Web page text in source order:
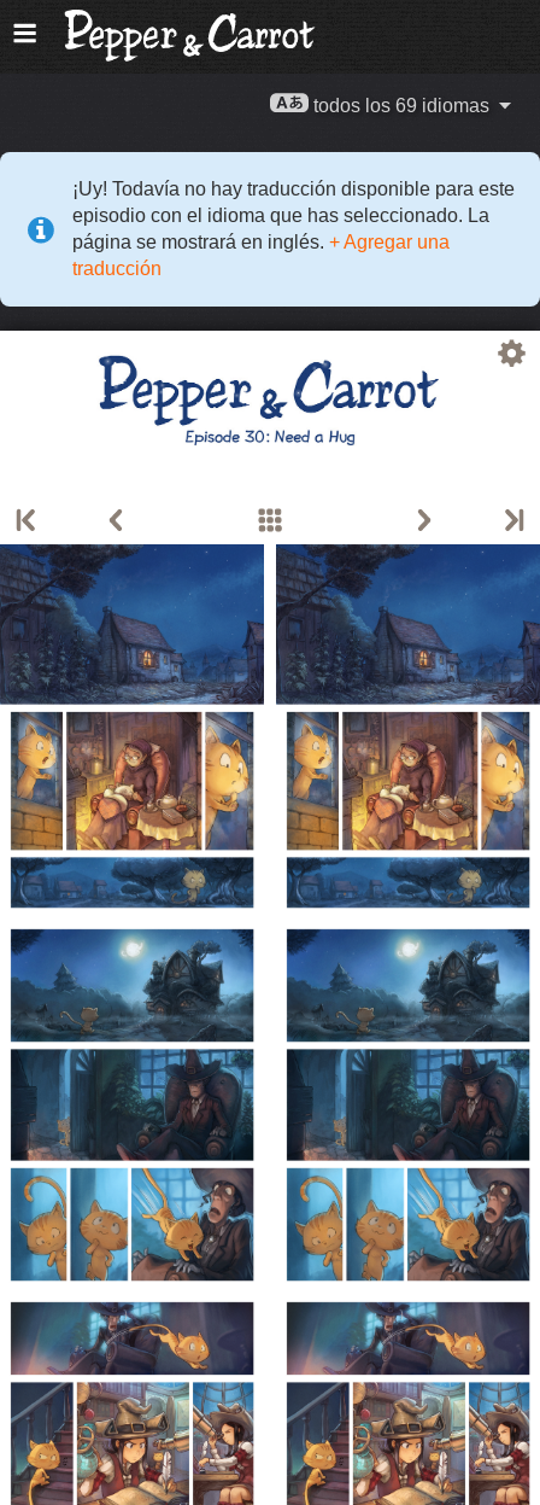
todos los 69 idiomas
¡Uy! Todavía no hay traducción disponible para este
episodio con el idioma que has seleccionado. La
página se mostrará en inglés. + Agregar una
traducción